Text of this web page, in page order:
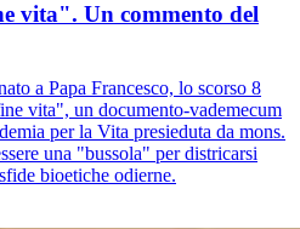
vita". Un commento del
a Papa Francesco, lo scorso 8
vita", un documento-vademecum
per la Vita presieduta da mons.
una "bussola" per districarsi
bioetiche odierne.